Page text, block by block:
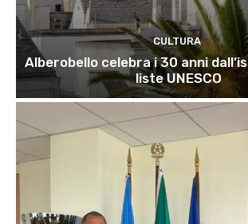
CULTURA
Alberobello celebra i 30 anni
liste UNESCO